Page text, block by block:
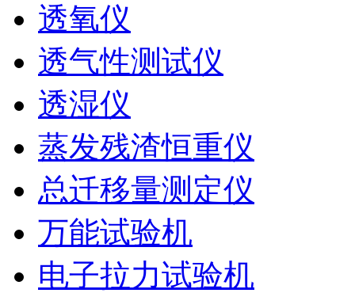
透氧仪
透气性测试仪
透湿仪
蒸发残渣恒重仪
总迁移量测定仪
万能试验机
电子拉力试验机